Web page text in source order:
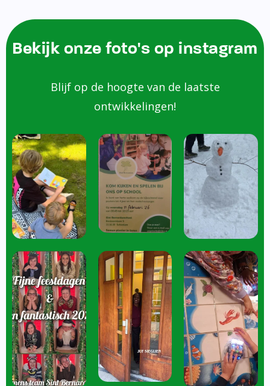
Bekijk onze foto's op instagram
Blijf op de hoogte van de laatste
ontwikkelingen!